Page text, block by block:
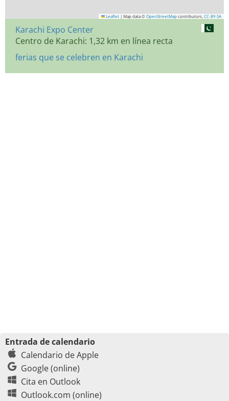
Leaflet | Map data © OpenStreetMap contributors, CC-BY-SA
Karachi Expo Center
Centro de Karachi: 1,32 km en línea recta
ferias que se celebren en Karachi
Entrada de calendario
Calendario de Apple
Google (online)
Cita en Outlook
Outlook.com (online)